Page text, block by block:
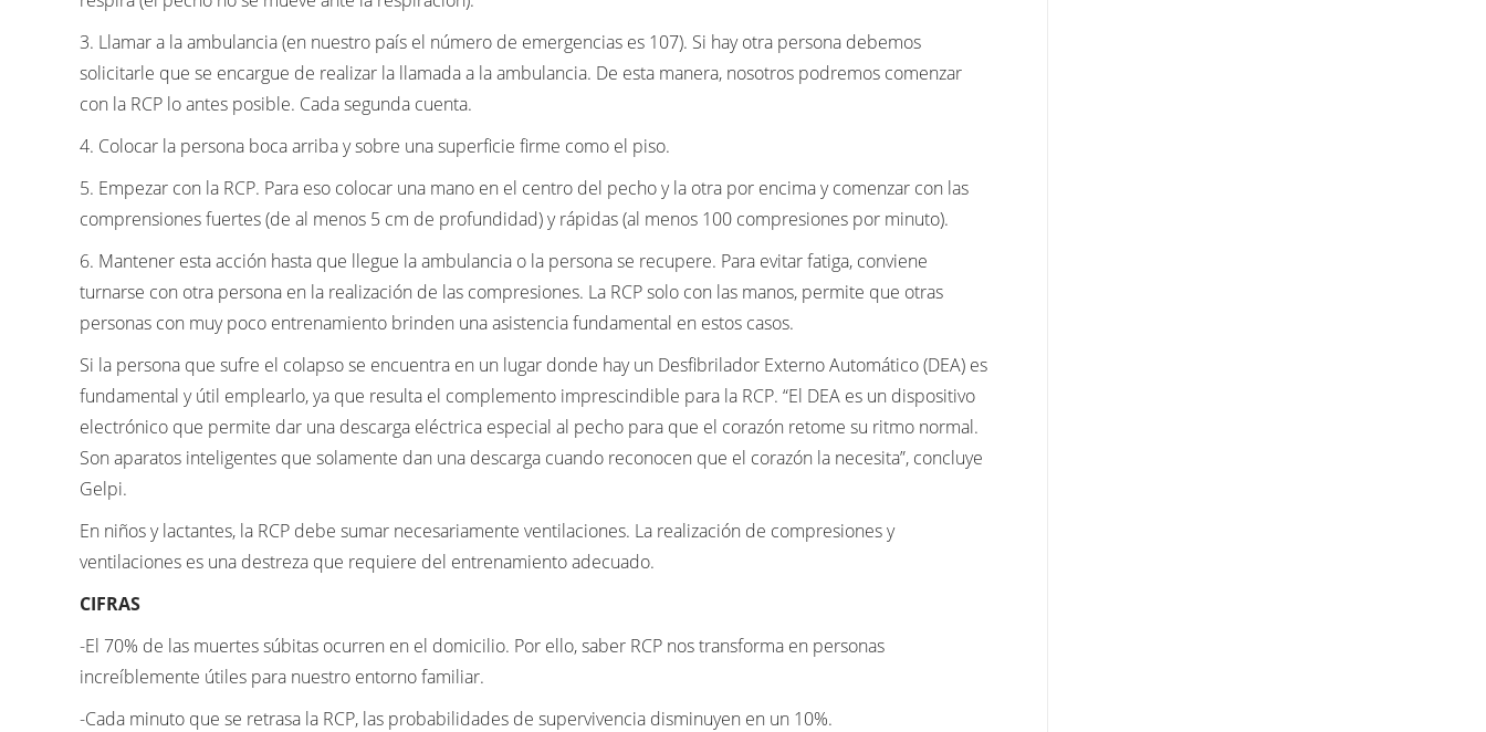
3. Llamar a la ambulancia (en nuestro país el número de emergencias es 107). Si hay otra persona debemos
solicitarle que se encargue de realizar la llamada a la ambulancia. De esta manera, nosotros podremos comenzar
con la RCP lo antes posible. Cada segunda cuenta.
4. Colocar la persona boca arriba y sobre una superficie firme como el piso.
5. Empezar con la RCP. Para eso colocar una mano en el centro del pecho y la otra por encima y comenzar con las
comprensiones fuertes (de al menos 5 cm de profundidad) y rápidas (al menos 100 compresiones por minuto).
6. Mantener esta acción hasta que llegue la ambulancia o la persona se recupere. Para evitar fatiga, conviene
turnarse con otra persona en la realización de las compresiones. La RCP solo con las manos, permite que otras
personas con muy poco entrenamiento brinden una asistencia fundamental en estos casos.
Si la persona que sufre el colapso se encuentra en un lugar donde hay un Desfibrilador Externo Automático (DEA) es
fundamental y útil emplearlo, ya que resulta el complemento imprescindible para la RCP. “El DEA es un dispositivo
electrónico que permite dar una descarga eléctrica especial al pecho para que el corazón retome su ritmo normal.
Son aparatos inteligentes que solamente dan una descarga cuando reconocen que el corazón la necesita”, concluye
Gelpi.
En niños y lactantes, la RCP debe sumar necesariamente ventilaciones. La realización de compresiones y
ventilaciones es una destreza que requiere del entrenamiento adecuado.
CIFRAS
-El 70% de las muertes súbitas ocurren en el domicilio. Por ello, saber RCP nos transforma en personas
increíblemente útiles para nuestro entorno familiar.
-Cada minuto que se retrasa la RCP, las probabilidades de supervivencia disminuyen en un 10%.